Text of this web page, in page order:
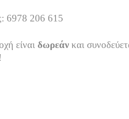
6978 206 615
είναι δωρεάν και
!